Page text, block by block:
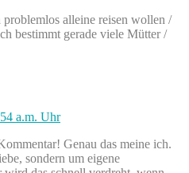
alleine reisen wollen /
bestimmt gerade viele Mütter /
a.m. Uhr
Genau das meine ich.
sondern um eigene